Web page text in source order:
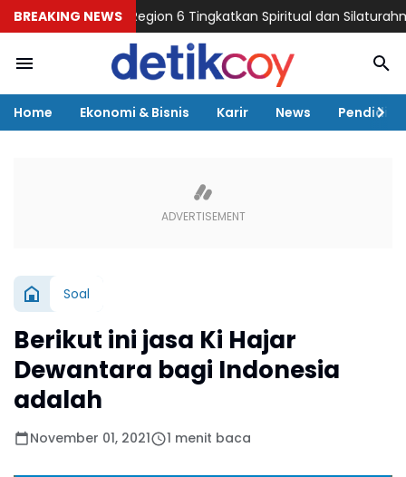
BREAKING NEWS
BRI Region 6 Tingkatkan Spiritual dan Silaturahmi
Home Ekonomi & Bisnis Karir News
Soal
Berikut ini jasa Ki Hajar
Dewantara bagi Indonesia
adalah
November 01, 2021 1 menit baca